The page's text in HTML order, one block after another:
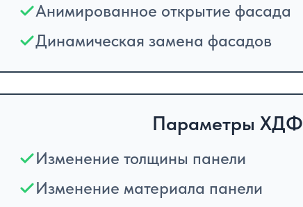
Анимированное открытие фасада
Динамическая замена фасадов
Параметры ХДФ
Изменение толщины панели
Изменение материала панели